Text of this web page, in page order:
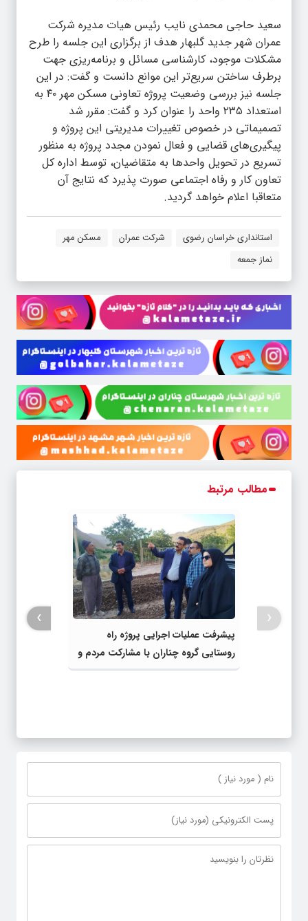
سعید حاجی محمدی نایب رئیس هیات مدیره شرکت
عمران شهر جدید گلبهار هدف از برگزاری این جلسه را طرح
مشکلات موجود، کارشناسی مسائل و برنامه‌ریزی جهت
برطرف ساختن سریع‌تر این موانع دانست و گفت: در این
جلسه نیز بررسی وضعیت پروژه تعاونی مسکن مهر ۴۰ به
استعداد ۲۳۵ واحد را عنوان کرد و گفت: مقرر شد
تصمیماتی در خصوص تغییرات مدیریتی این پروژه و
پیگیری‌های قضایی و فعال نمودن مجدد پروژه به منظور
تسریع در تحویل واحدها به متقاضیان، توسط اداره کل
تعاون کار و رفاه اجتماعی صورت پذیرد که نتایج آن
متعاقبا اعلام خواهد گردید.
استانداری خراسان رضوی شرکت عمران
مسکن مهر
نماز جمعه
مطالب مرتبط
پیشرفت عملیات اجرایی پروژه راه
روستایی گروه چناران با مشارکت مردم و
اعتبارات دولتی
‹
›